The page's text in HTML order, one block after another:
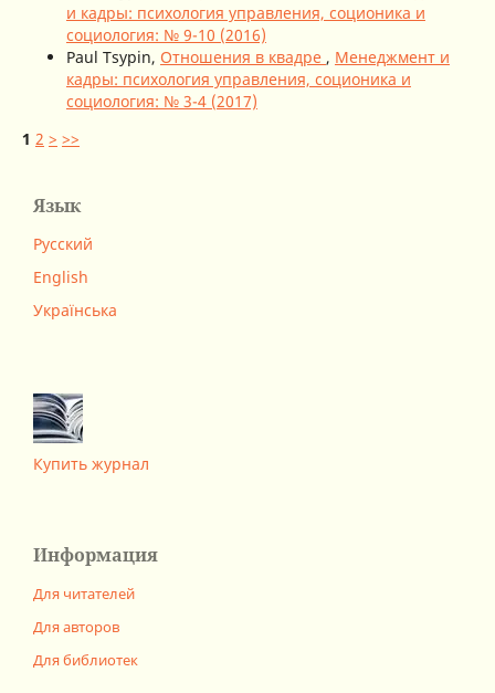
и кадры: психология управления, соционика и
социология: № 9-10 (2016)
Paul Tsypin, Отношения в квадре , Менеджмент и
кадры: психология управления, соционика и
социология: № 3-4 (2017)
1 2 > >>
Язык
Русский
English
Українська
Купить журнал
Информация
Для читателей
Для авторов
Для библиотек